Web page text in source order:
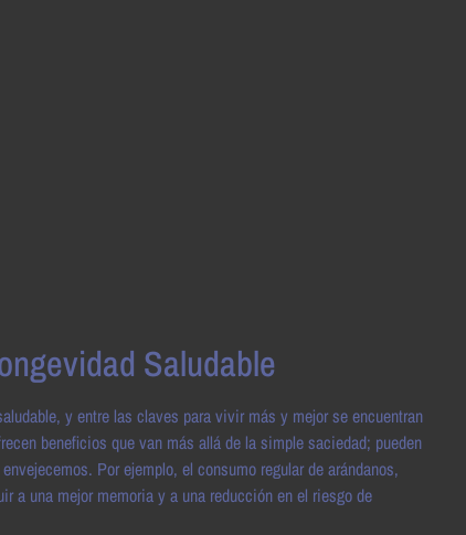
Saludable
y entre las claves para vivir más y mejor se encuentran
beneficios que van más allá de la simple saciedad; pueden
Por ejemplo, el consumo regular de arándanos,
a una mejor memoria y a una reducción en el riesgo de